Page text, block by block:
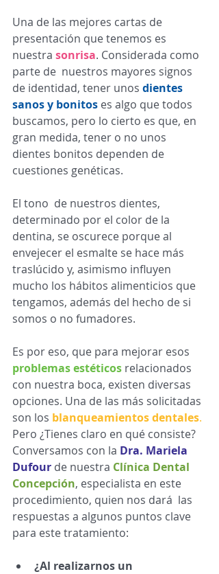
Una de las mejores cartas de
presentación que tenemos es
nuestra sonrisa. Considerada como
parte de  nuestros mayores signos
de identidad, tener unos dientes
sanos y bonitos es algo que todos
buscamos, pero lo cierto es que, en
gran medida, tener o no unos
dientes bonitos dependen de
cuestiones genéticas.
El tono  de nuestros dientes,
determinado por el color de la
dentina, se oscurece porque al
envejecer el esmalte se hace más
traslúcido y, asimismo influyen
mucho los hábitos alimenticios que
tengamos, además del hecho de si
somos o no fumadores.
Es por eso, que para mejorar esos
problemas estéticos relacionados
con nuestra boca, existen diversas
opciones. Una de las más solicitadas
son los blanqueamientos dentales.
Pero ¿Tienes claro en qué consiste?
Conversamos con la Dra. Mariela
Dufour de nuestra Clínica Dental
Concepción, especialista en este
procedimiento, quien nos dará  las
respuestas a algunos puntos clave
para este tratamiento:
¿Al realizarnos un